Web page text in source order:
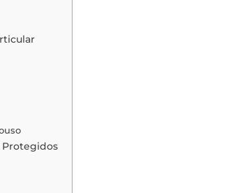
Protegidos